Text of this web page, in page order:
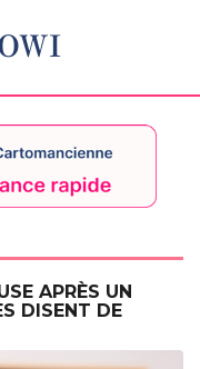
APRÈS UN
DISENT DE